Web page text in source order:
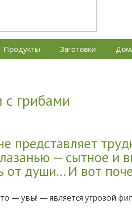
день
Продукты Заготовки
с грибами
представляет
— сытное и
души... И вот
— увы! — является угрозой